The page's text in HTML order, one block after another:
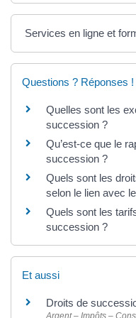
Services en ligne et
Questions ? Réponses !
Quelles sont les
succession ?
Qu’est-ce que le
succession ?
Quels sont les
selon le lien avec
Quels sont les
succession ?
Et aussi
Droits de
Argent – Impôts –